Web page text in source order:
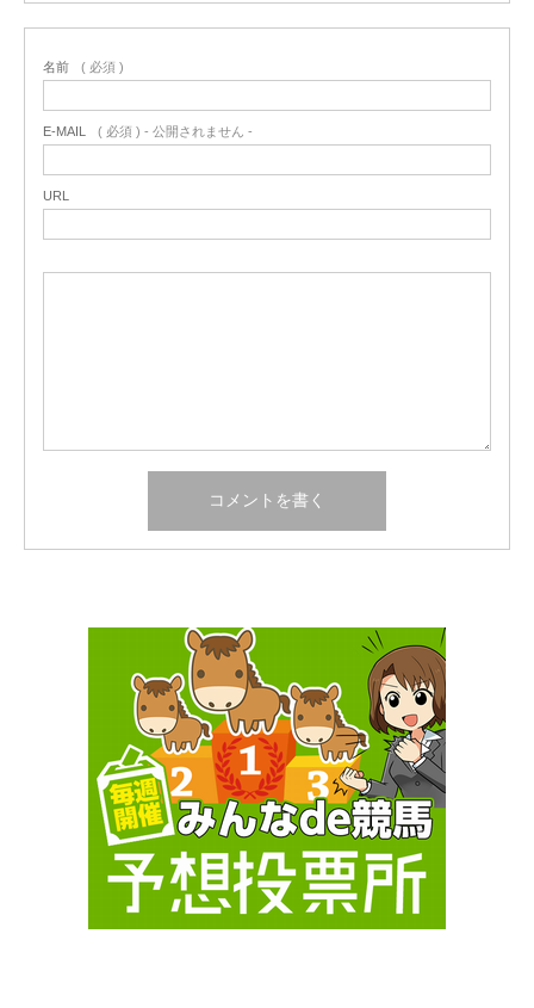
名前 ( 必須 )
E-MAIL ( 必須 ) - 公開されません -
URL